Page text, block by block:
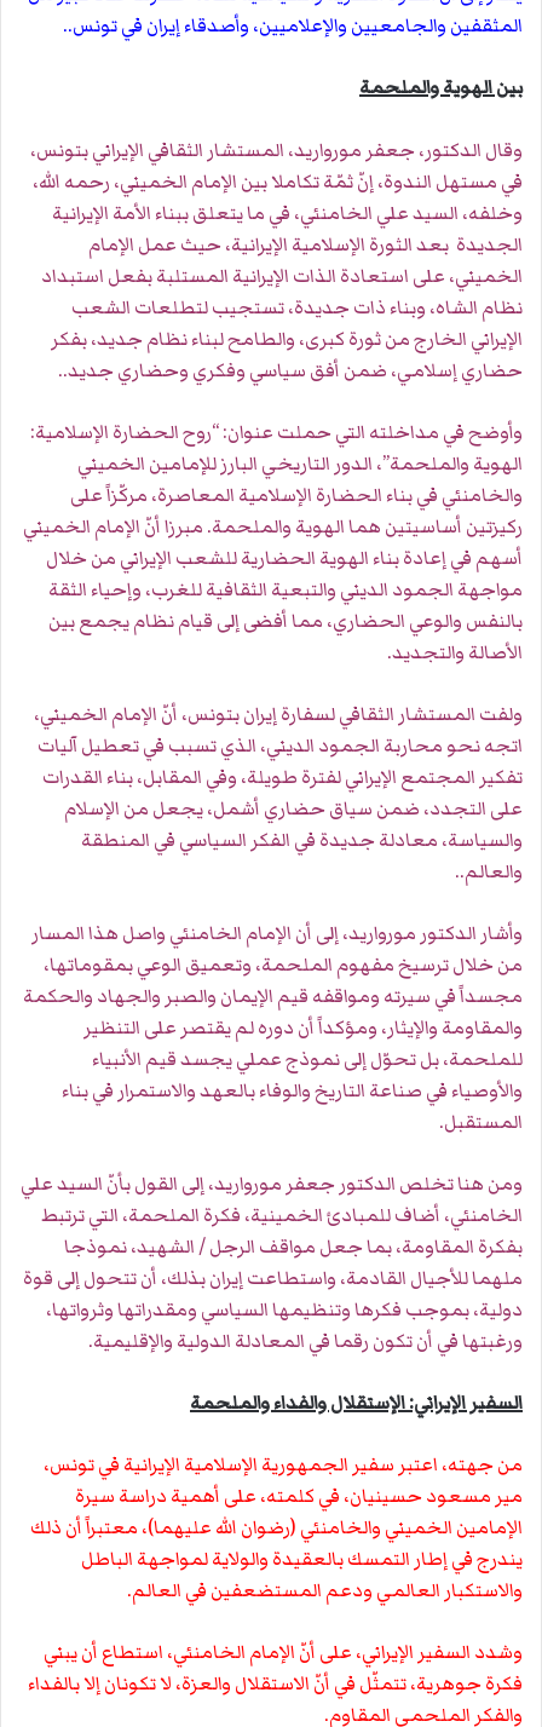
المثقفين والجامعيين والإعلاميين، وأصدقاء إيران في تونس..
بين الهوية والملحمة
وقال الدكتور، جعفر مورواريد، المستشار الثقافي الإيراني بتونس،
في مستهل الندوة، إنّ ثمّة تكاملا بين الإمام الخميني، رحمه الله،
وخلفه، السيد علي الخامنئي، في ما يتعلق ببناء الأمة الإيرانية
الجديدة بعد الثورة الإسلامية الإيرانية، حيث عمل الإمام
الخميني، على استعادة الذات الإيرانية المستلبة بفعل استبداد
نظام الشاه، وبناء ذات جديدة، تستجيب لتطلعات الشعب
الإيراني الخارج من ثورة كبرى، والطامح لبناء نظام جديد، بفكر
حضاري إسلامي، ضمن أفق سياسي وفكري وحضاري جديد..
وأوضح في مداخلته التي حملت عنوان: “روح الحضارة الإسلامية:
الهوية والملحمة”، الدور التاريخي البارز للإمامين الخميني
والخامنئي في بناء الحضارة الإسلامية المعاصرة، مركّزاً على
ركيزتين أساسيتين هما الهوية والملحمة. مبرزا أنّ الإمام الخميني
أسهم في إعادة بناء الهوية الحضارية للشعب الإيراني من خلال
مواجهة الجمود الديني والتبعية الثقافية للغرب، وإحياء الثقة
بالنفس والوعي الحضاري، مما أفضى إلى قيام نظام يجمع بين
الأصالة والتجديد.
ولفت المستشار الثقافي لسفارة إيران بتونس، أنّ الإمام الخميني،
اتجه نحو محاربة الجمود الديني، الذي تسبب في تعطيل آليات
تفكير المجتمع الإيراني لفترة طويلة، وفي المقابل، بناء القدرات
على التجدد، ضمن سياق حضاري أشمل، يجعل من الإسلام
والسياسة، معادلة جديدة في الفكر السياسي في المنطقة
والعالم..
وأشار الدكتور مورواريد، إلى أن الإمام الخامنئي واصل هذا المسار
من خلال ترسيخ مفهوم الملحمة، وتعميق الوعي بمقوماتها،
مجسداً في سيرته ومواقفه قيم الإيمان والصبر والجهاد والحكمة
والمقاومة والإيثار، ومؤكداً أن دوره لم يقتصر على التنظير
للملحمة، بل تحوّل إلى نموذج عملي يجسد قيم الأنبياء
والأوصياء في صناعة التاريخ والوفاء بالعهد والاستمرار في بناء
المستقبل.
ومن هنا تخلص الدكتور جعفر مورواريد، إلى القول بأنّ السيد علي
الخامنئي، أضاف للمبادئ الخمينية، فكرة الملحمة، التي ترتبط
بفكرة المقاومة، بما جعل مواقف الرجل / الشهيد، نموذجا
ملهما للأجيال القادمة، واستطاعت إيران بذلك، أن تتحول إلى قوة
دولية، بموجب فكرها وتنظيمها السياسي ومقدراتها وثرواتها،
ورغبتها في أن تكون رقما في المعادلة الدولية والإقليمية.
السفير الإيراني: الإستقلال والفداء والملحمة
من جهته، اعتبر سفير الجمهورية الإسلامية الإيرانية في تونس،
مير مسعود حسينيان، في كلمته، على أهمية دراسة سيرة
الإمامين الخميني والخامنئي (رضوان الله عليهما)، معتبراً أن ذلك
يندرج في إطار التمسك بالعقيدة والولاية لمواجهة الباطل
والاستكبار العالمي ودعم المستضعفين في العالم.
وشدد السفير الإيراني، على أنّ الإمام الخامنئي، استطاع أن يبني
فكرة جوهرية، تتمثّل في أنّ الاستقلال والعزة، لا تكونان إلا بالفداء
والفكر الملحمي المقاوم.